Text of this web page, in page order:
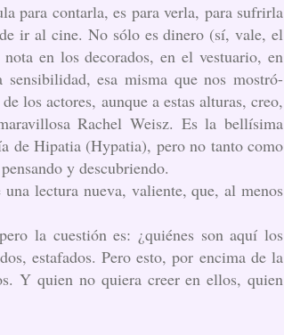
para contarla, es para verla, para sufrirla
ir al cine. No sólo es dinero (sí, vale, el
en los decorados, en el vestuario, en
esa misma que nos mostró-
los actores, aunque a estas alturas, creo,
Rachel Weisz. Es la bellísima
de Hipatia (Hypatia), pero no tanto como
y descubriendo.
lectura nueva, valiente, que, al menos
la cuestión es: ¿quiénes son aquí los
estafados. Pero esto, por encima de la
Y quien no quiera creer en ellos, quien